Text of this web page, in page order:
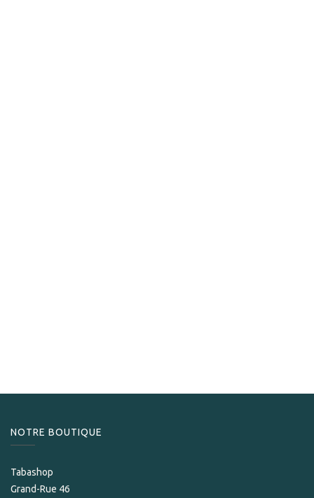
NOTRE BOUTIQUE
Tabashop
Grand-Rue 46